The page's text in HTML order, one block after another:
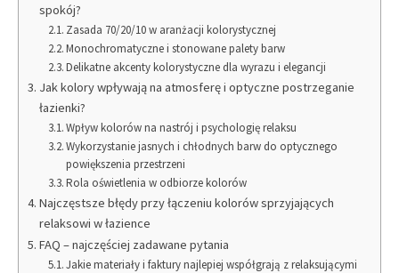
spokój?
Zasada 70/20/10 w aranżacji kolorystycznej
Monochromatyczne i stonowane palety barw
Delikatne akcenty kolorystyczne dla wyrazu i elegancji
Jak kolory wpływają na atmosferę i optyczne postrzeganie
łazienki?
Wpływ kolorów na nastrój i psychologię relaksu
Wykorzystanie jasnych i chłodnych barw do optycznego
powiększenia przestrzeni
Rola oświetlenia w odbiorze kolorów
Najczęstsze błędy przy łączeniu kolorów sprzyjających
relaksowi w łazience
FAQ – najczęściej zadawane pytania
Jakie materiały i faktury najlepiej współgrają z relaksującymi